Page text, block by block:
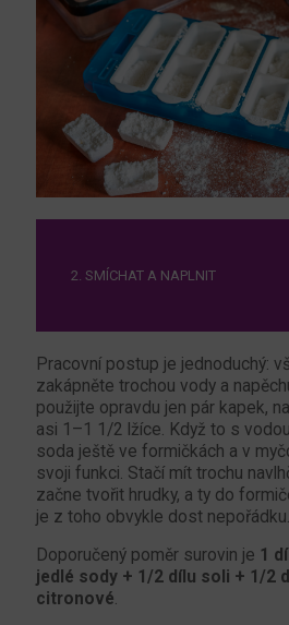
2. SMÍCHAT A NAPLNIT
Pracovní postup je jednoduchý:
zakápněte trochou vody a
použijte opravdu jen pár kapek,
asi 1–1 1/2 lžíce. Když to s
soda ještě ve formičkách a v
svoji funkci. Stačí mít trochu
začne tvořit hrudky, a ty do
je z toho obvykle dost nepořádku.
Doporučený poměr surovin je 1
jedlé sody + 1/2 dílu soli + 1/2
citronové.